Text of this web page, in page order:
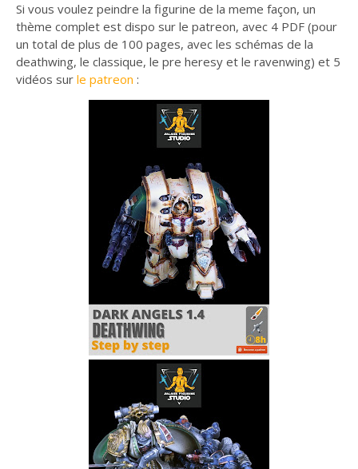
Si vous voulez peindre la figurine de la meme façon, un
thème complet est dispo sur le patreon, avec 4 PDF (pour
un total de plus de 100 pages, avec les schémas de la
deathwing, le classique, le pre heresy et le ravenwing) et 5
vidéos sur le patreon :